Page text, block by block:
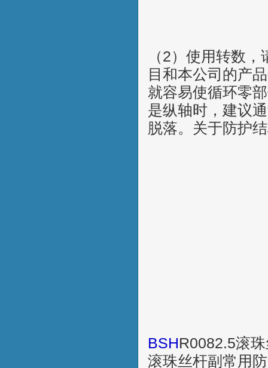
（2）使用转数
目和本公司的产
就容易使循环零
是纵轴时，建议
脱落。关于防护
BSHR0082.5滚
滚珠丝杆副常用